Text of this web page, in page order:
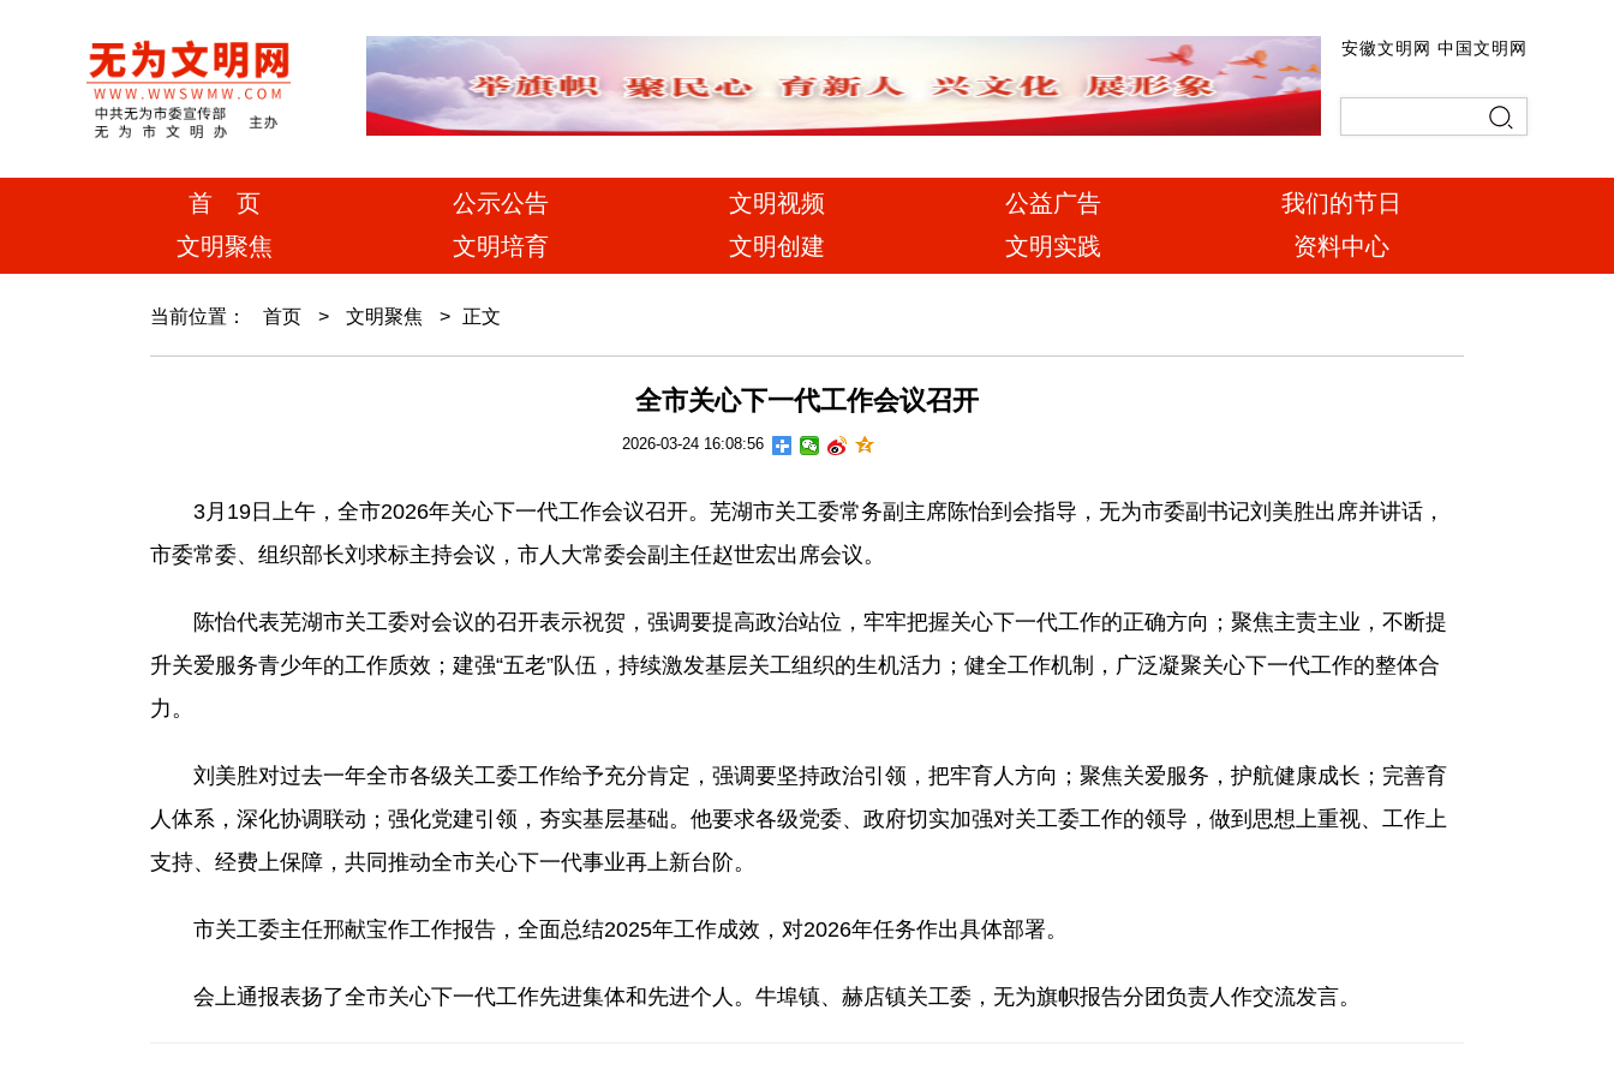
安徽文明网 中国文明网
首 页
文明聚焦
公示公告
文明培育
文明视频
文明创建
公益广告
文明实践
我们的节日
资料中心
当前位置： 首页 > 文明聚焦 > 正文
全市关心下一代工作会议召开
2026-03-24 16:08:56
3月19日上午，全市2026年关心下一代工作会议召开。芜湖市关工委常务副主席陈怡到会指导，无为市委副书记刘美胜出席并讲话，
市委常委、组织部长刘求标主持会议，市人大常委会副主任赵世宏出席会议。
陈怡代表芜湖市关工委对会议的召开表示祝贺，强调要提高政治站位，牢牢把握关心下一代工作的正确方向；聚焦主责主业，不断提
升关爱服务青少年的工作质效；建强“五老”队伍，持续激发基层关工组织的生机活力；健全工作机制，广泛凝聚关心下一代工作的整体合
力。
刘美胜对过去一年全市各级关工委工作给予充分肯定，强调要坚持政治引领，把牢育人方向；聚焦关爱服务，护航健康成长；完善育
人体系，深化协调联动；强化党建引领，夯实基层基础。他要求各级党委、政府切实加强对关工委工作的领导，做到思想上重视、工作上
支持、经费上保障，共同推动全市关心下一代事业再上新台阶。
市关工委主任邢献宝作工作报告，全面总结2025年工作成效，对2026年任务作出具体部署。
会上通报表扬了全市关心下一代工作先进集体和先进个人。牛埠镇、赫店镇关工委，无为旗帜报告分团负责人作交流发言。